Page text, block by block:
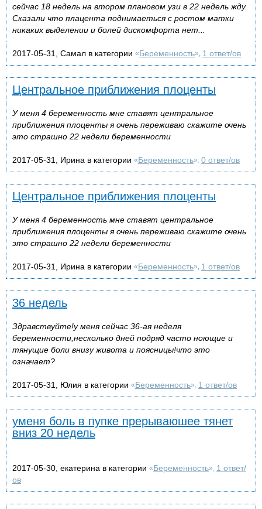
сейчас 18 недель на втором плановом узи в 22 недель жду.
Сказали что плацента поднимаеться с ростом матки
никаких выделении и болей дискомфорта нет...
2017-05-31, Самал в категории «Беременность», 1 ответ/ов
Центральное приближения плоценты
У меня 4 беременность мне ставят центральное
приближения плоценты я очень переживаю скажите очень
это страшно 22 недели беременности
2017-05-31, Ирина в категории «Беременность», 0 ответ/ов
Центральное приближения плоценты
У меня 4 беременность мне ставят центральное
приближения плоценты я очень переживаю скажите очень
это страшно 22 недели беременности
2017-05-31, Ирина в категории «Беременность», 1 ответ/ов
36 недель
Здравствуйте!у меня сейчас 36-ая неделя
беременности,несколько дней подряд часто ноющие и
тянущие боли внизу живота и поясницы!что это
означает?
2017-05-31, Юлия в категории «Беременность», 1 ответ/ов
уменя боль в пупке прерываюшее тянет
вниз 20 недель
2017-05-30, екатерина в категории «Беременность», 1 ответ/
ов